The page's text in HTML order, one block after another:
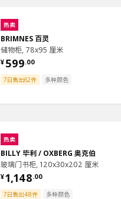
热卖
BRIMNES 百灵
储物柜, 78x95 厘米
¥ 599.00
7日售出62件
多种颜色
热卖
BILLY 毕利 / OXBERG 奥克伯
玻璃门书柜, 120x30x202 厘米
¥1,148.00
7日售出48件
多种颜色